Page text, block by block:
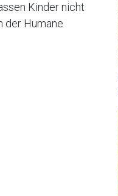
Kinder nicht
der Humane